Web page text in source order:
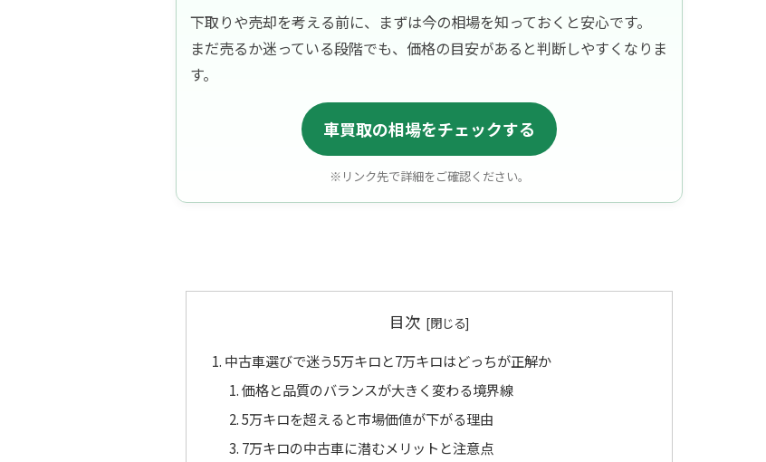
下取りや売却を考える前に、まずは今の相場を知っておくと安心です。
まだ売るか迷っている段階でも、価格の目安があると判断しやすくなりま
す。
車買取の相場をチェックする
※リンク先で詳細をご確認ください。
目次
中古車選びで迷う5万キロと7万キロはどっちが正解か
価格と品質のバランスが大きく変わる境界線
5万キロを超えると市場価値が下がる理由
7万キロの中古車に潜むメリットと注意点